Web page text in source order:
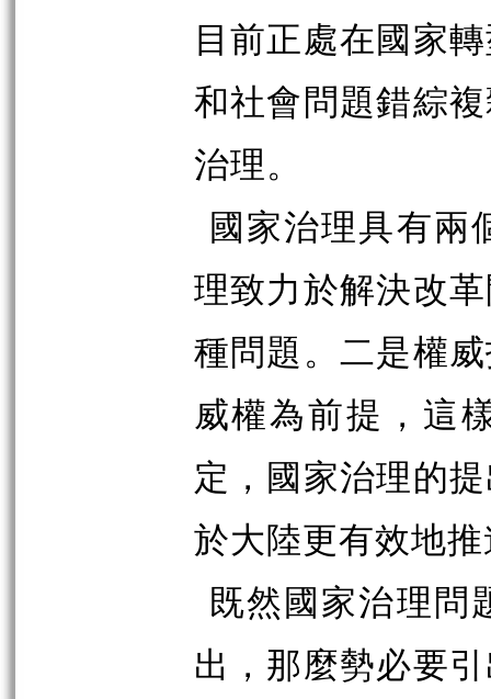
目前正處在國家
和社會問題錯綜
治理。
國家治理具有兩
理致力於解決改
種問題。二是權
威權為前提，這
定，國家治理的
於大陸更有效地
既然國家治理問
出，那麼勢必要